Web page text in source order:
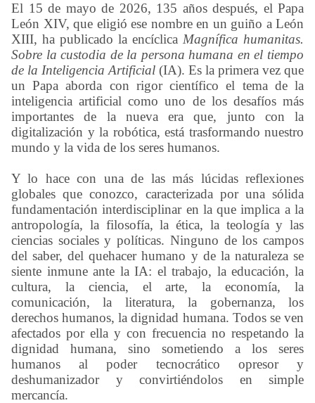
El 15 de mayo de 2026, 135 años después, el Papa
León XIV, que eligió ese nombre en un guiño a León
XIII, ha publicado la encíclica Magnífica humanitas.
Sobre la custodia de la persona humana en el tiempo
de la Inteligencia Artificial (IA). Es la primera vez que
un Papa aborda con rigor científico el tema de la
inteligencia artificial como uno de los desafíos más
importantes de la nueva era que, junto con la
digitalización y la robótica, está trasformando nuestro
mundo y la vida de los seres humanos.
Y lo hace con una de las más lúcidas reflexiones
globales que conozco, caracterizada por una sólida
fundamentación interdisciplinar en la que implica a la
antropología, la filosofía, la ética, la teología y las
ciencias sociales y políticas. Ninguno de los campos
del saber, del quehacer humano y de la naturaleza se
siente inmune ante la IA: el trabajo, la educación, la
cultura, la ciencia, el arte, la economía, la
comunicación, la literatura, la gobernanza, los
derechos humanos, la dignidad humana. Todos se ven
afectados por ella y con frecuencia no respetando la
dignidad humana, sino sometiendo a los seres
humanos al poder tecnocrático opresor y
deshumanizador y convirtiéndolos en simple
mercancía.